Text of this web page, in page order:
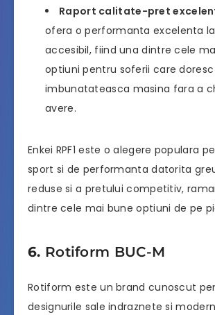
Raport calitate-pret
ofera o performanta excelenta
accesibil, fiind una dintre cele
optiuni pentru soferii care doresc
imbunatateasca masina fara a
avere.
Enkei RPF1 este o alegere populara
sport si de performanta datorita
reduse si a pretului competitiv,
dintre cele mai bune optiuni de pe
6. Rotiform BUC-M
Rotiform este un brand cunoscut
designurile sale indraznete si